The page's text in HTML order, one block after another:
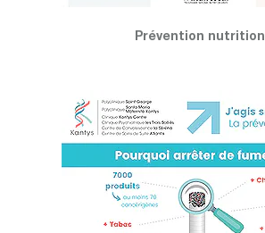
Prévention nutrition